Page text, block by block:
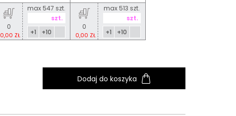
0
0,00 ZŁ
max 547 szt.
+1 +10
0
0,00 ZŁ
max 513 szt.
+1 +10
Dodaj do koszyka